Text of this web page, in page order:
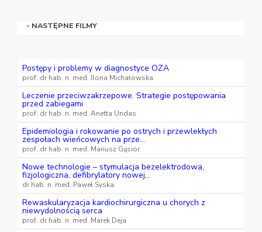
- NASTĘPNE FILMY
Postępy i problemy w diagnostyce OZA
prof. dr hab. n. med. Ilona Michałowska
Leczenie przeciwzakrzepowe. Strategie postępowania
przed zabiegami
prof. dr hab. n. med. Anetta Undas
Epidemiologia i rokowanie po ostrych i przewlekłych
zespołach wieńcowych na prze...
prof. dr hab. n. med. Mariusz Gąsior
Nowe technologie – stymulacja bezelektrodowa,
fizjologiczna, defibrylatory nowej...
dr hab. n. med. Paweł Syska
Rewaskularyzacja kardiochirurgiczna u chorych z
niewydolnością serca
prof. dr hab. n. med. Marek Deja